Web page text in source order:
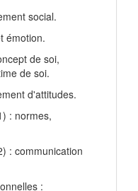
social.
émotion.
de soi,
de soi.
d'attitudes.
: normes,
: communication
: